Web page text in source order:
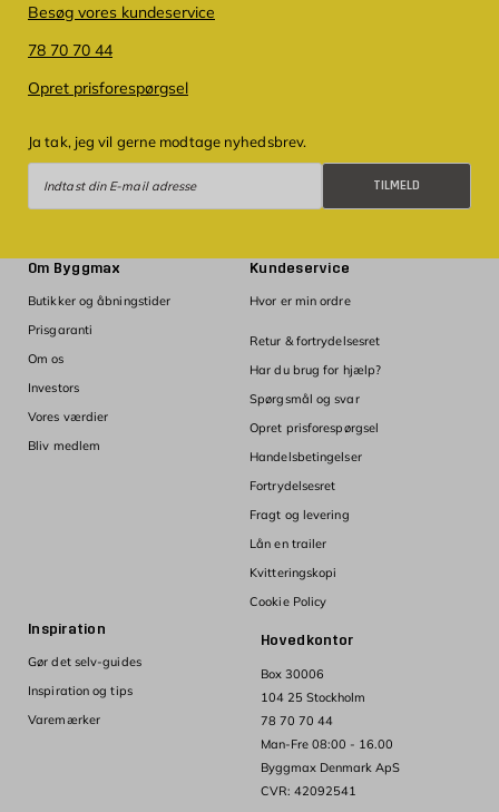
Besøg vores kundeservice
78 70 70 44
Opret prisforespørgsel
Ja tak, jeg vil gerne modtage nyhedsbrev.
TILMELD
Hovedkontor
Box 30006
104 25 Stockholm
78 70 70 44
Man-Fre 08:00 - 16.00
Byggmax Denmark ApS
CVR: 42092541
Om Byggmax
Butikker og åbningstider
Prisgaranti
Om os
Investors
Vores værdier
Bliv medlem
Kundeservice
Hvor er min ordre
Retur & fortrydelsesret
Har du brug for hjælp?
Spørgsmål og svar
Opret prisforespørgsel
Handelsbetingelser
Fortrydelsesret
Fragt og levering
Lån en trailer
Kvitteringskopi
Cookie Policy
Inspiration
Gør det selv-guides
Inspiration og tips
Varemærker